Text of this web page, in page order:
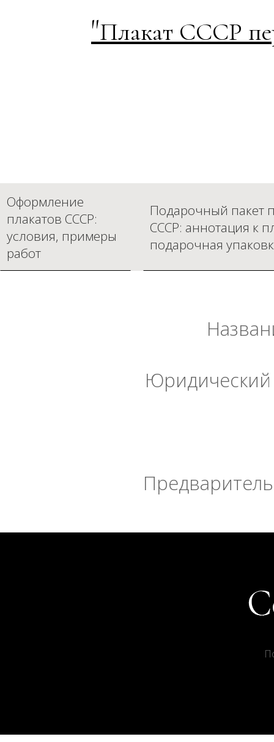
"Плакат СССР
Оформление
плакатов СССР:
условия, примеры
работ
Подарочный пакет
СССР: аннотация к
подарочная